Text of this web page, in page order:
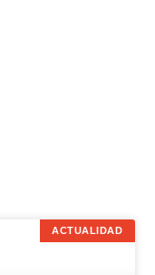
ACTUALIDAD